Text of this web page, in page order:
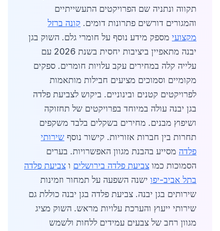
תקווה ונתניה שם הפרויקטים התעשייתיים
והמגורים דורשים פתרונות דומים. קונה ברזל
מקצועי מספק מידע נוסף על חומרי גלם. השוק בגן
יבנה מתאפיין ביציבות יחסית בשנת 2026 עם
עלייה קלה במחירים עקב עלויות חומרים. ספקים
מקומיים וסמוכים מציעים חבילות מותאמות
לפרויקטים קטנים ובינוניים. ביקוש לצביעת פלדה
בגן יבנה עולה במיוחד בפרויקטים של תחזוקה
ושיפוץ מבנים. מחירים בשקלים בלבד משקפים
תחרות בין חברות אזוריות. קישור נוסף שירותי
פלדה מסייע בהבנת מגוון האפשרויות. בערים
הסמוכות כמו צביעת פלדה בירושלים ו צביעת פלדה
בתל אביב-יפו ישנה השפעה על תמחור וזמינות
שירותים בגן יבנה. צביעת פלדה בגן יבנה כוללת גם
שירותי ייעוץ והערכת עלויות מראש. השוק מציג
מגוון רחב של צבעים עמידים ללחות ולשמש